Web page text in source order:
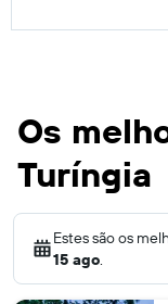
Os
Turíngia
Estes são os
15 ago.